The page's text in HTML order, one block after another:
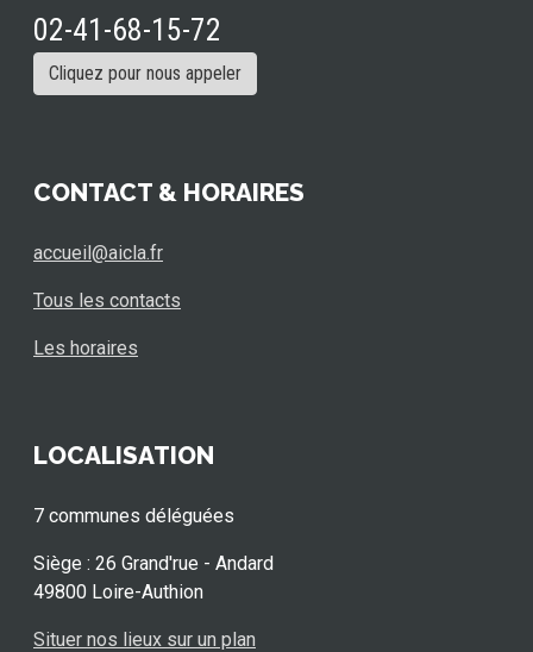
02-41-68-15-72
Cliquez pour nous appeler
CONTACT & HORAIRES
accueil@aicla.fr
Tous les contacts
Les horaires
LOCALISATION
7 communes déléguées
Siège : 26 Grand'rue - Andard
49800 Loire-Authion
Situer nos lieux sur un plan